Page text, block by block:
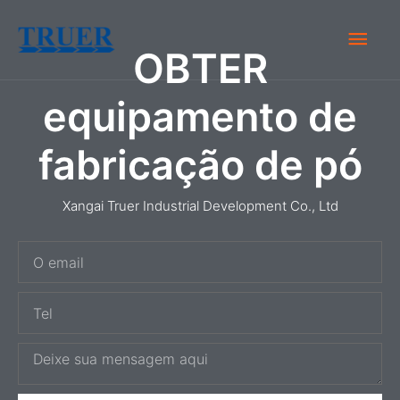
para
OBTER
equipamento de
fabricação de pó
Xangai Truer Industrial Development Co., Ltd